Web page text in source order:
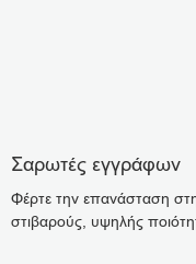
Σαρωτές εγγράφων
Φέρτε την επανάσταση
στιβαρούς, υψηλής